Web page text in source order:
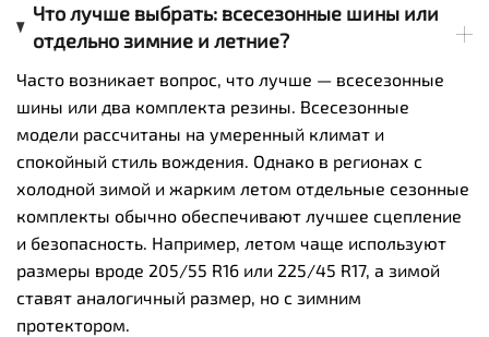
Что лучше выбрать: всесезонные шины или
отдельно зимние и летние?
Часто возникает вопрос, что лучше — всесезонные
шины или два комплекта резины. Всесезонные
модели рассчитаны на умеренный климат и
спокойный стиль вождения. Однако в регионах с
холодной зимой и жарким летом отдельные сезонные
комплекты обычно обеспечивают лучшее сцепление
и безопасность. Например, летом чаще используют
размеры вроде 205/55 R16 или 225/45 R17, а зимой
ставят аналогичный размер, но с зимним
протектором.